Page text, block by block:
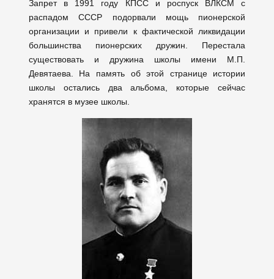
Запрет в 1991 году КПСС и роспуск ВЛКСМ с
распадом СССР подорвали мощь пионерской
организации и привели к фактической ликвидации
большинства пионерских дружин. Перестала
существовать и дружина школы имени М.П.
Девятаева. На память об этой странице истории
школы остались два альбома, которые сейчас
хранятся в музее школы.